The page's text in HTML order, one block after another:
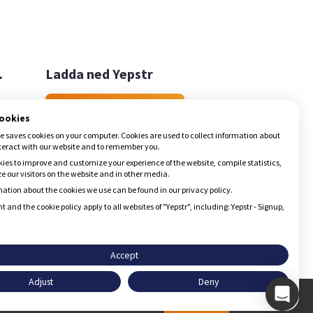
Ladda ned Yepstr
saves cookies on your computer. Cookies are used to collect information about
with our website and to remember you.
to improve and customize your experience of the website, compile statistics,
our visitors on the website and in other media.
about the cookies we use can be found in our privacy policy.
and the cookie policy apply to all websites of "Yepstr", including: Yepstr - Signup,
Accept
Adjust Deny